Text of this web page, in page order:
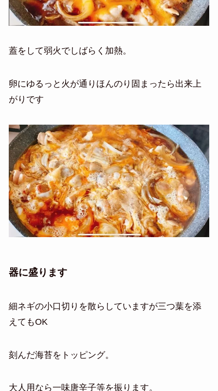
蓋をして弱火でしばらく加熱。
卵にゆるっと火が通りほんのり固まったら出来上
がりです
器に盛ります
細ネギの小口切りを散らしていますが三つ葉を添
えてもOK
刻んだ海苔をトッピング。
大人用なら一味唐辛子等を振ります。